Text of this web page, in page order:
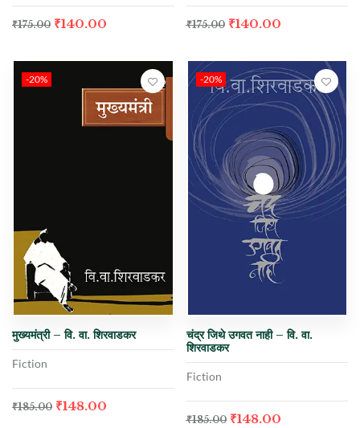
₹175.00 ₹140.00 ₹175.00 ₹140.00
-20%
मुख्यमंत्री – वि. वा. शिरवाडकर
Fiction
₹185.00 ₹148.00
-20%
चंद्र जिथे उगवत नाही – वि. वा.
शिरवाडकर
Fiction
₹185.00 ₹148.00